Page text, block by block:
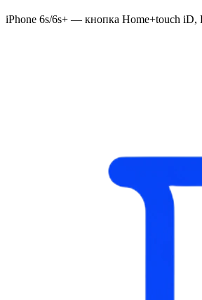
iPhone 6s/6s+ — кнопка Home+touch iD,